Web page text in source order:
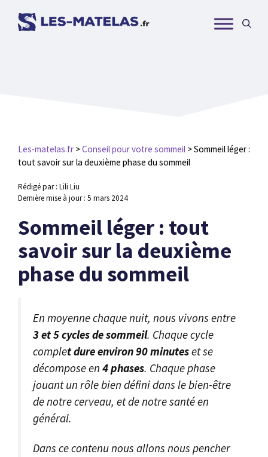
Les-matelas.fr >Conseil pour votre sommeil >Sommeil léger :
tout savoir sur la deuxième phase du sommeil
Rédigé par : Lili Liu
Dernière mise à jour : 5 mars 2024
Sommeil léger : tout
savoir sur la deuxième
phase du sommeil
En moyenne chaque nuit, nous vivons entre
3 et 5cycles de sommeil. Chaque cycle
complet dure environ 90 minuteset se
décompose en 4 phases. Chaque phase
jouant un rôle bien défini dans le bien-être
de notre cerveau, et de notre santé en
général.
Dans ce contenu nous allons nous pencher